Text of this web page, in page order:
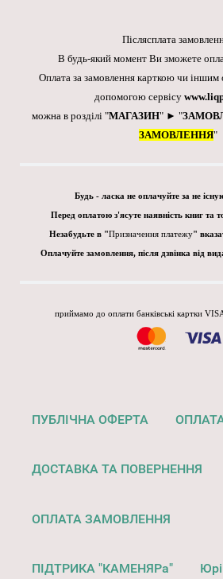
Післясплата
В будь-який момент Ви зможете
Оплата за замовлення карткою чи іншим
допомогою сервісу
можна в розділі "МАГАЗИН" ► "
ЗАМОВЛЕННЯ"
Будь - ласка не оплачуйте за не
Перед оплатою з'ясуте наявність книг та
Незабудьте в "Призначення платежу"
Оплачуйте замовлення, після дзвінка від
приймамо до оплати банківські картки
ПУБЛІЧНА ОФЕРТА
ДОСТАВКА ТА ПОВЕРНЕННЯ
ОПЛАТА ЗАМОВЛЕННЯ
ПІДТРИКА "КАМЕНЯРа"